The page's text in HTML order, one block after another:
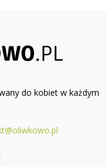
do kobiet w każdym